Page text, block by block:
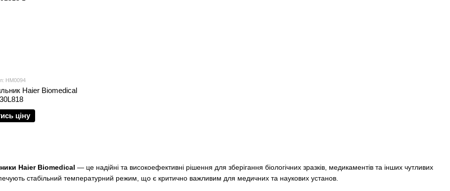
Haier Biomedical — це надійні та високоефективні рішення для зберігання біологічних зразків, медикаментів та інших чутливих
стабільний температурний режим, що є критично важливим для медичних та наукових установ.
HM0094
Haier Biomedical
ціну